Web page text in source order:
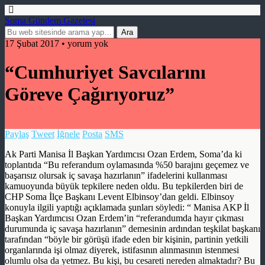
Soma Gündem Gazetesi
17 Şubat 2017 • yorum yok
“Cumhuriyet Savcılarını
Göreve Çağırıyoruz”
Paylaş Tweet İğnele Posta SMS
Ak Parti Manisa İl Başkan Yardımcısı Ozan Erdem, Soma’da ki
toplantıda “Bu referandum oylamasında %50 barajını geçemez ve
başarısız olursak iç savaşa hazırlanın” ifadelerini kullanması
kamuoyunda büyük tepkilere neden oldu. Bu tepkilerden biri de
CHP Soma İlçe Başkanı Levent Elbinsoy’dan geldi. Elbinsoy
konuyla ilgili yaptığı açıklamada şunları söyledi: “ Manisa AKP İl
Başkan Yardımcısı Ozan Erdem’in “referandumda hayır çıkması
durumunda iç savaşa hazırlanın” demesinin ardından teşkilat başkanı
tarafından “böyle bir görüşü ifade eden bir kişinin, partinin yetkili
organlarında işi olmaz diyerek, istifasının alınmasının istenmesi
olumlu olsa da yetmez. Bu kişi, bu cesareti nereden almaktadır? Bu